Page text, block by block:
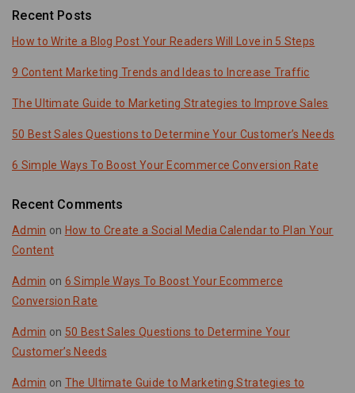
Recent Posts
How to Write a Blog Post Your Readers Will Love in 5 Steps
9 Content Marketing Trends and Ideas to Increase Traffic
The Ultimate Guide to Marketing Strategies to Improve Sales
50 Best Sales Questions to Determine Your Customer’s Needs
6 Simple Ways To Boost Your Ecommerce Conversion Rate
Recent Comments
Admin on How to Create a Social Media Calendar to Plan Your
Content
Admin on 6 Simple Ways To Boost Your Ecommerce
Conversion Rate
Admin on 50 Best Sales Questions to Determine Your
Customer’s Needs
Admin on The Ultimate Guide to Marketing Strategies to